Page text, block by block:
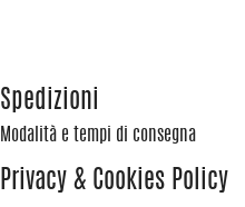
Spedizioni
Modalità e tempi di consegna
Privacy & Cookies Policy